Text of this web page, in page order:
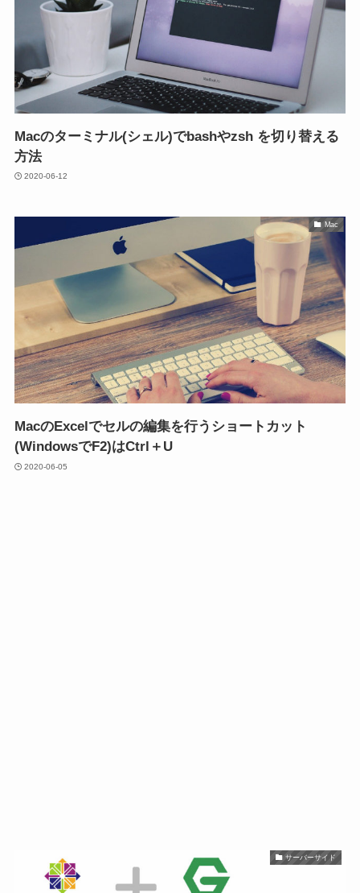
Macのターミナル(シェル)でbashやzsh を切り替える
方法
2020-06-12
Mac
MacのExcelでセルの編集を行うショートカット
(WindowsでF2)はCtrl＋U
2020-06-05
サーバーサイド